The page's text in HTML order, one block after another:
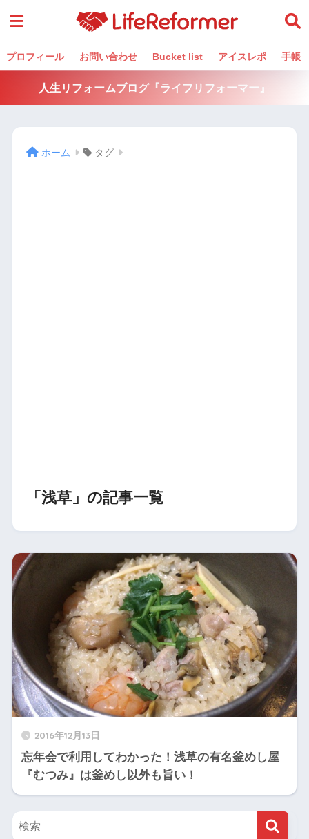
プロフィール お問い合わせ Bucket list アイスレポ 手帳
人生リフォームブログ『ライフリフォーマー』
ホーム タグ
「浅草」の記事一覧
2016年12月13日
忘年会で利用してわかった！浅草の有名釜めし屋
『むつみ』は釜めし以外も旨い！